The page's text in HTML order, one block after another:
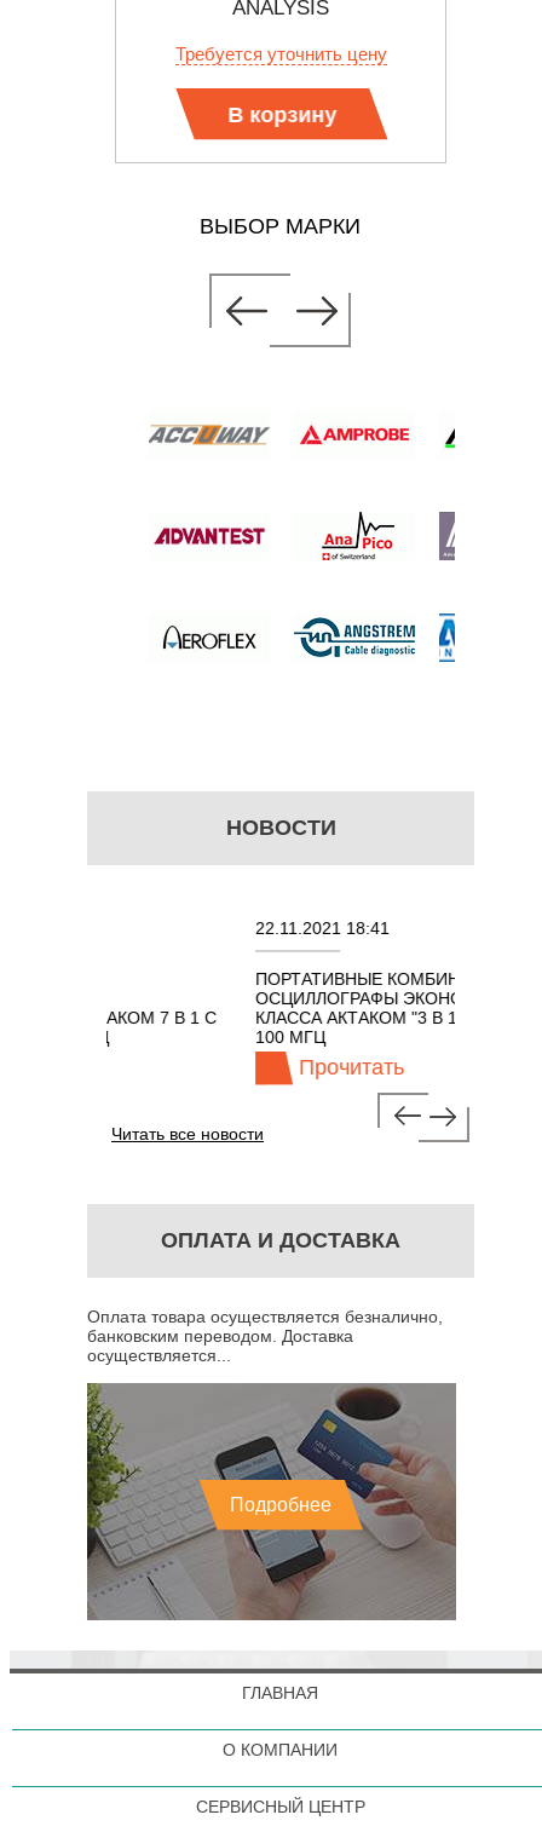
НОВОСТИ
7 В 1 С
22.11.2021 18:41
ПОРТАТИВНЫЕ КОМБИНИРОВАННЫЕ
ОСЦИЛЛОГРАФЫ ЭКОНОМНОГО
КЛАССА АКТАКОМ "3 В 1" С ПОЛОСОЙ
100 МГЦ
Прочитать
Читать все новости
ОПЛАТА И ДОСТАВКА
Оплата товара осуществляется безналично,
банковским переводом. Доставка
осуществляется...
Подробнее
ANALYSIS
Требуется уточнить цену
В корзину
ВЫБОР МАРКИ
ГЛАВНАЯ
О КОМПАНИИ
СЕРВИСНЫЙ ЦЕНТР